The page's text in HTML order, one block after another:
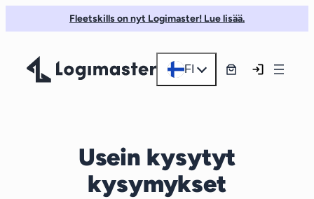
sisältöön
Fleetskills on nyt Logimaster! Lue lisää.
FI
Usein kysytyt
kysymykset